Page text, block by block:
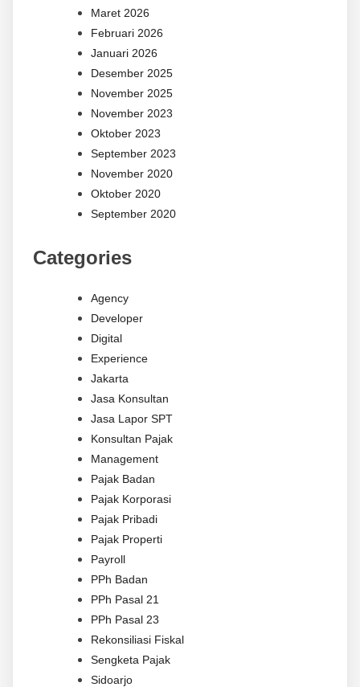
Maret 2026
Februari 2026
Januari 2026
Desember 2025
November 2025
November 2023
Oktober 2023
September 2023
November 2020
Oktober 2020
September 2020
Categories
Agency
Developer
Digital
Experience
Jakarta
Jasa Konsultan
Jasa Lapor SPT
Konsultan Pajak
Management
Pajak Badan
Pajak Korporasi
Pajak Pribadi
Pajak Properti
Payroll
PPh Badan
PPh Pasal 21
PPh Pasal 23
Rekonsiliasi Fiskal
Sengketa Pajak
Sidoarjo